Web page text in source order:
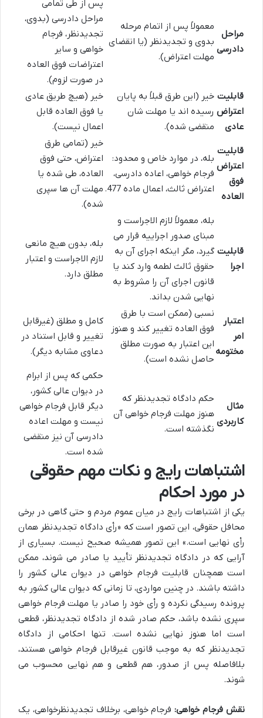
مراحل
دادرسی
معمولاً پس از اتمام مرحله
بدوی و تجدیدنظر (یا انقضای
مهلت اعتراض).
پس از طی تمامی
مراحل دادرسی (بدوی،
تجدیدنظر، فرجام
خواهی و سایر
اعتراضات فوق العاده
در صورت لزوم).
قابلیت
اعتراض
عادی
خیر (این طرق قبلاً به پایان
رسیده اند یا مهلت شان
منقضی شده).
خیر (هیچ طریق عادی
یا فوق العاده قابل
اعمال نیست).
قابلیت
اعتراض
فوق
العاده
بله، در موارد خاص و محدود:
فرجام خواهی، اعاده دادرسی،
اعتراض ثالث، اعمال ماده 477.
خیر (تمامی طرق
اعتراض، حتی فوق
العاده، طی شده یا
مهلت آن ها سپری
شده).
قابلیت
اجرا
بله، معمولاً لازم الاجراست و
مبنای صدور اجراییه قرار می
گیرد، مگر اینکه اجرای آن به
حقوق ثالث لطمه وارد کند یا
قانون اجرای آن را مشروط به
نهایی شدن بداند.
بله، بدون هیچ مانعی
لازم الاجراست و اعتبار
مطلق دارد.
اعتبار
امر
مختومه
نسبی (ممکن است با طرق
فوق العاده تغییر کند و هنوز
این اعتبار به صورت مطلق
حاصل نشده است).
کامل و مطلق (غیرقابل
تغییر و قابل استناد در
دعاوی مشابه دیگر).
مثال
کاربردی
حکم دادگاه تجدیدنظر که
هنوز مهلت فرجام خواهی آن
نگذشته است.
حکمی که پس از ابرام
در دیوان عالی کشور،
دیگر قابل فرجام خواهی
نیست و مهلت اعاده
دادرسی آن نیز منقضی
شده است.
اشتباهات رایج و نکات مهم حقوقی
در مورد احکام
یکی از اشتباهات رایج در میان عموم مردم و حتی گاهی در برخی
محافل حقوقی، این تصور است که «رأی دادگاه تجدیدنظر همان
رأی نهایی است.» این تصور همیشه صحیح نیست. بسیاری از
آرایی که در دادگاه تجدیدنظر تأیید یا صادر می شوند، ممکن
است همچنان قابلیت فرجام خواهی در دیوان عالی کشور را
داشته باشند. در چنین مواردی، تا زمانی که دیوان عالی کشور به
پرونده رسیدگی نکرده و رأی خود را صادر یا مهلت فرجام خواهی
سپری نشده باشد، حکم صادر شده از دادگاه تجدیدنظر، قطعی
است اما هنوز نهایی نشده است. تنها احکامی از دادگاه
تجدیدنظر که به موجب قانون غیرقابل فرجام خواهی هستند،
بلافاصله پس از صدور، هم قطعی و هم نهایی محسوب می
شوند.
نقش فرجام خواهی:فرجام خواهی، برخلاف تجدیدنظرخواهی، یک